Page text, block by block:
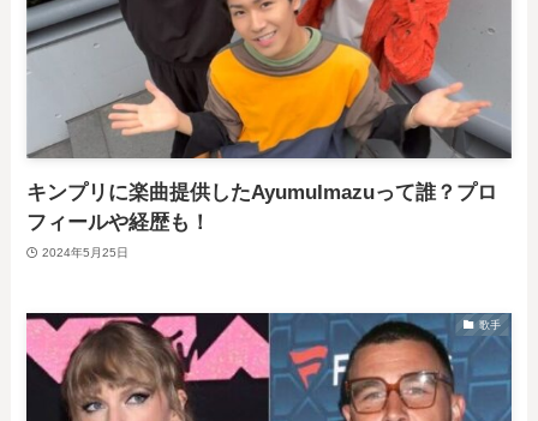
キンプリに楽曲提供したAyumuImazuって誰？プロ
フィールや経歴も！
2024年5月25日
歌手